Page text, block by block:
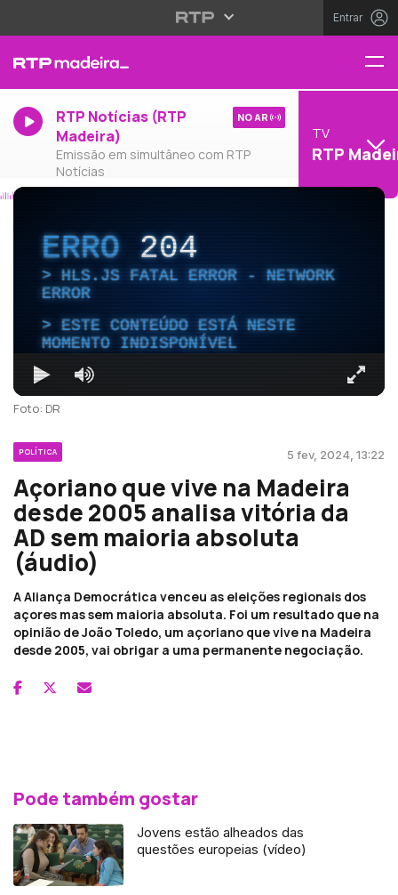
Entrar
RTP Notícias (RTP
Madeira)
Emissão em simultâneo com RTP
Notícias
NO AR
TV
RTP
ERRO204
HLS.JS FATAL ERROR - NETWORK
ERROR
ESTE CONTEÚDO ESTÁ NESTE
MOMENTO INDISPONÍVEL
Foto: DR
POLÍTICA 5 fev, 2024, 13:22
Açoriano que vive na Madeira
desde 2005 analisa vitória da
AD sem maioria absoluta
(áudio)
A Aliança Democrática venceu as eleições regionais dos
açores mas sem maioria absoluta. Foi um resultado que na
opinião de João Toledo, um açoriano que vive na Madeira
desde 2005, vai obrigar a uma permanente negociação.
Pode também gostar
Jovens estão alheados das
questões europeias (vídeo)